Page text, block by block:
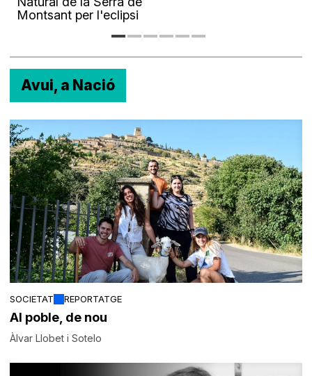
Montsant per l'eclipsi
Avui, a Nació
SOCIETAT REPORTATGE
Al poble, de nou
Àlvar Llobet i Sotelo